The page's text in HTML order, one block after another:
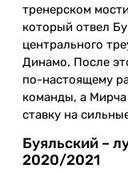
тренерском
который отвел
центрального
Динамо. После
по-настоящему
команды, а Мирча
ставку на
Буяльский –
2020/2021